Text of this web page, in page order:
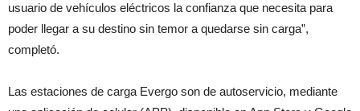
usuario de vehículos eléctricos la confianza que necesita para
poder llegar a su destino sin temor a quedarse sin carga”,
completó.
Las estaciones de carga Evergo son de autoservicio, mediante